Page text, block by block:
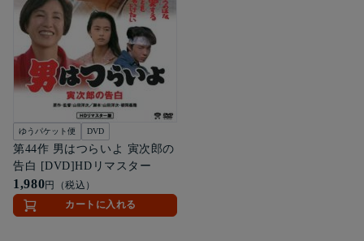
ゆうパケット便 DVD
第44作 男はつらいよ 寅次郎の
告白 [DVD]HDリマスター
1,980円（税込）
カートに入れる